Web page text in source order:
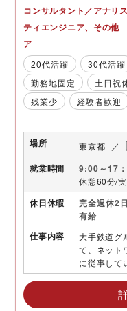
コンサルタント／アナリ
ティエンジニア
その他
ア
20代活躍 30代活躍
勤務地固定
土日祝
残業少
経験者歓迎
場所 東京都
就業時間 9:00～17
休憩60分/
休日休暇
完全週休2
有給
仕事内容
大手鉄道グ
て、ネット
に従事して